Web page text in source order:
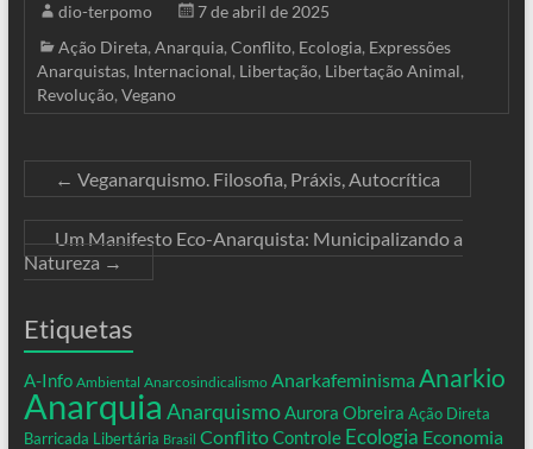
dio-terpomo
7 de abril de 2025
Ação Direta, Anarquia, Conflito, Ecologia, Expressões
Anarquistas, Internacional, Libertação, Libertação Animal,
Revolução, Vegano
← Veganarquismo. Filosofia, Práxis, Autocrítica
Um Manifesto Eco-Anarquista: Municipalizando a
Natureza→
Etiquetas
A-Info Ambiental Anarcosindicalismo Anarkafeminisma Anarkio
Anarquia AnarquismoAurora Obreira Ação Direta
Barricada Libertária Brasil ConflitoControle Ecologia Economia